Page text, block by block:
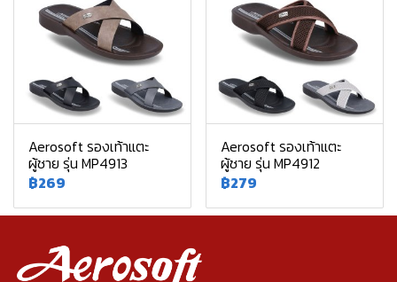
Aerosoft รองเท้าแตะ
ผู้ชาย รุ่น MP4913
฿269
Aerosoft รองเท้าแตะ
ผู้ชาย รุ่น MP4912
฿279